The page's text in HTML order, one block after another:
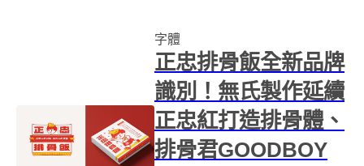
出口，因此秉持著讓讀者一看就
能感受...
字體
正忠排骨飯全新品牌
識別！無氏製作延續
正忠紅打造排骨體、
排骨君GOODBOY